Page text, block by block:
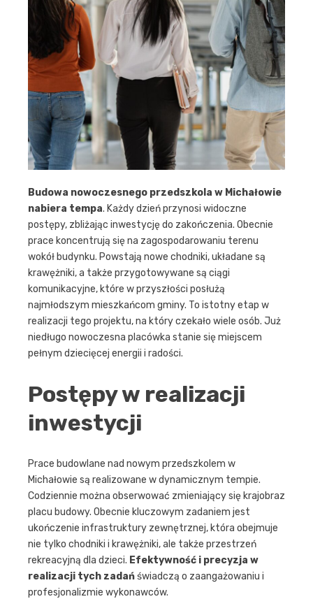
Budowa nowoczesnego przedszkola w Michałowie
nabiera tempa. Każdy dzień przynosi widoczne
postępy, zbliżając inwestycję do zakończenia. Obecnie
prace koncentrują się na zagospodarowaniu terenu
wokół budynku. Powstają nowe chodniki, układane są
krawężniki, a także przygotowywane są ciągi
komunikacyjne, które w przyszłości posłużą
najmłodszym mieszkańcom gminy. To istotny etap w
realizacji tego projektu, na który czekało wiele osób. Już
niedługo nowoczesna placówka stanie się miejscem
pełnym dziecięcej energii i radości.
Postępy w realizacji
inwestycji
Prace budowlane nad nowym przedszkolem w
Michałowie są realizowane w dynamicznym tempie.
Codziennie można obserwować zmieniający się krajobraz
placu budowy. Obecnie kluczowym zadaniem jest
ukończenie infrastruktury zewnętrznej, która obejmuje
nie tylko chodniki i krawężniki, ale także przestrzeń
rekreacyjną dla dzieci. Efektywność i precyzja w
realizacji tych zadańświadczą o zaangażowaniu i
profesjonalizmie wykonawców.